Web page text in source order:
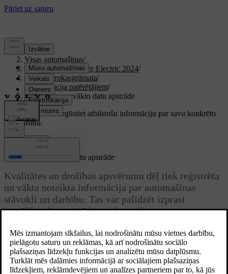
Atbalsts
Visas automašīnas/
XC40 Recharge Pure Electric 2024/
Lietotāja rokasgrāmata/
Informācija patērētājiem/
Ierakstīto un savākto datu apstrāde
Pielāgots atbalsts Iegūstiet atbilstošu informāciju par savu konkrēto
automašīnu.
Pierakstīties
Atjaunināts 04.04.2025
Ierakstīto un savākto datu apstrāde
Kvalitātes un drošības apsvērumu dēļ tiek reģistrēta
un vākta noteikta informācija par automašīnas
stāvokli un darbību. Tas var palīdzēt izprast
apstākļus, kas saistīti ar ceļu satiksmes
izmantošanas scenārijus.
Notikumu datu reģistrētājs (EDR)